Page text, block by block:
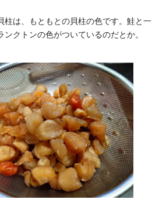
柱は、もともとの貝柱の色です。鮭と一
クトンの色がついているのだとか。